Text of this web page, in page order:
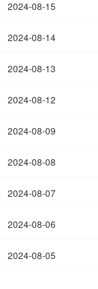
2024-08-15
2024-08-14
2024-08-13
2024-08-12
2024-08-09
2024-08-08
2024-08-07
2024-08-06
2024-08-05